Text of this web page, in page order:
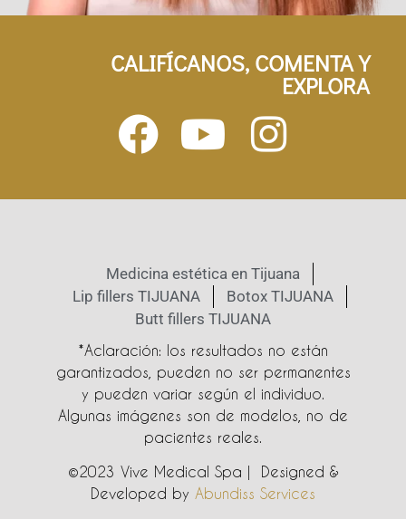
CALIFÍCANOS, COMENTA Y
EXPLORA
Medicina estética en Tijuana
Lip fillers TIJUANA
Botox TIJUANA
Butt fillers TIJUANA
*Aclaración: los resultados no están
garantizados, pueden no ser permanentes
y pueden variar según el individuo.
Algunas imágenes son de modelos, no de
pacientes reales.
©2023 Vive Medical Spa | Designed &
Developed by Abundiss Services